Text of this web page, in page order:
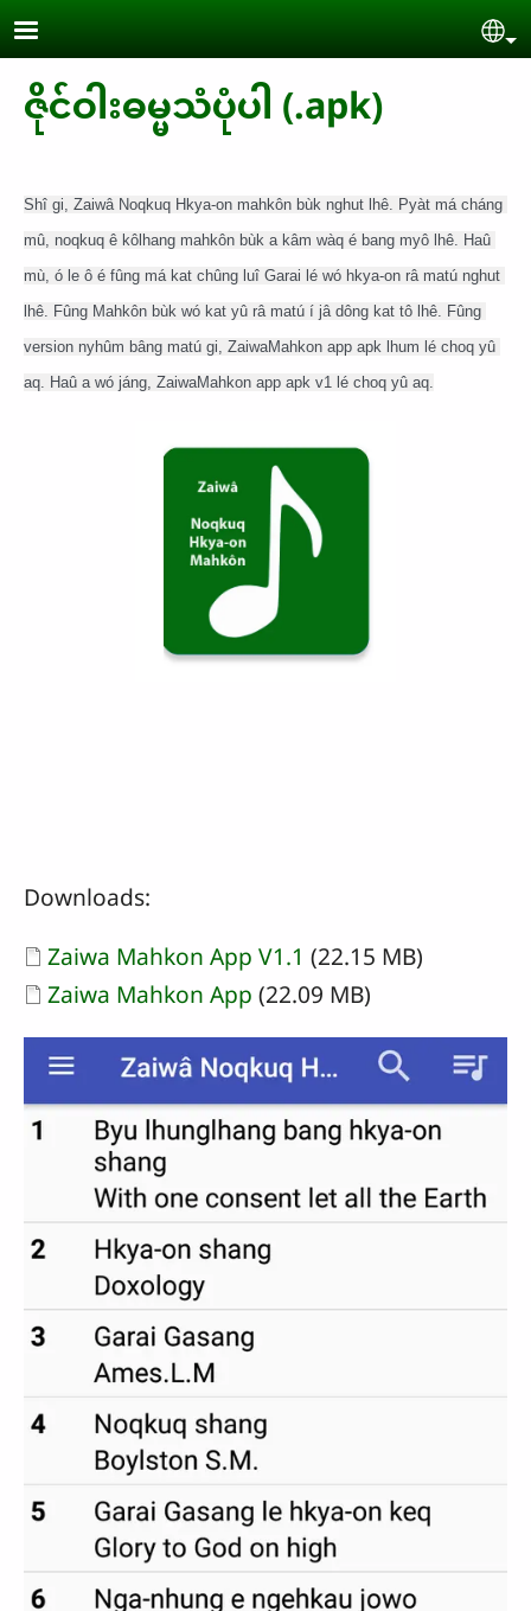
Skip to main content
ဇိုင်ဝါးဓမ္မသံပုံပါ (.apk)
Shî gi, Zaiwâ Noqkuq Hkya-on mahkôn bùk nghut lhê. Pyàt má cháng
mû, noqkuq ê kôlhang mahkôn bùk a kâm wàq é bang myô lhê. Haû
mù, ó le ô é fûng má kat chûng luî Garai lé wó hkya-on râ matú nghut
lhê. Fûng Mahkôn bùk wó kat yû râ matú í jâ dông kat tô lhê. Fûng
version nyhûm bâng matú gi, ZaiwaMahkon app apk lhum lé choq yû
aq. Haû a wó jáng, ZaiwaMahkon app apk v1 lé choq yû aq.
Downloads:
Document
Zaiwa Mahkon App V1.1 (22.15 MB)
Document
Zaiwa Mahkon App (22.09 MB)